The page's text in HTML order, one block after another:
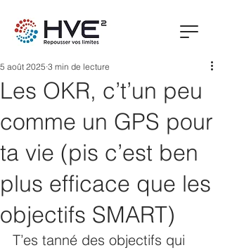
Les OKR, c’t’un peu
comme un GPS pour
ta vie (pis c’est ben
plus efficace que les
objectifs SMART)
5 août 2025 3 min de lecture
T’es tanné des objectifs qui